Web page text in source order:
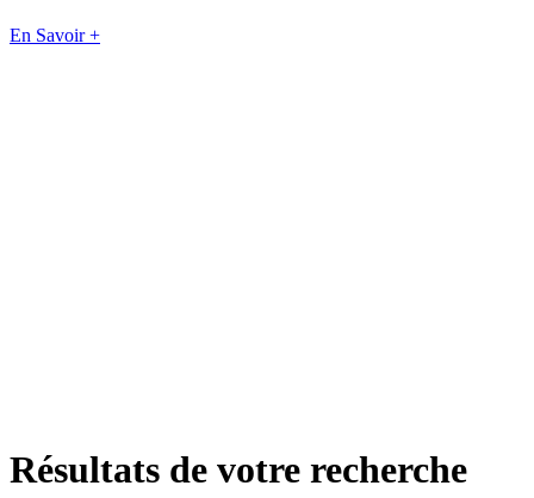
En Savoir +
Résultats de votre recherche